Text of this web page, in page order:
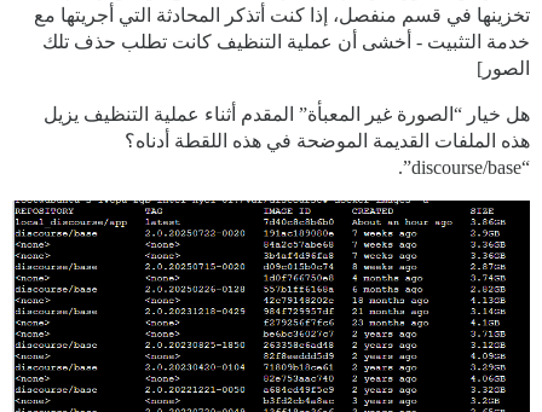
تخزينها في قسم منفصل، إذا كنت أتذكر المحادثة التي أجريتها مع
خدمة التثبيت - أخشى أن عملية التنظيف كانت تطلب حذف تلك
الصور]
هل خيار “الصورة غير المعبأة” المقدم أثناء عملية التنظيف يزيل
هذه الملفات القديمة الموضحة في هذه اللقطة أدناه؟
“discourse/base”.